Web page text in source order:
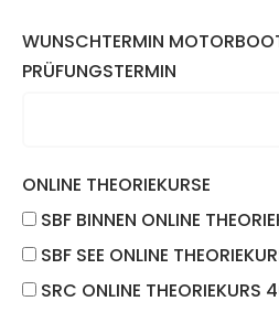
WUNSCHTERMIN
PRÜFUNGSTERMIN
ONLINE THEORIEKURSE
SBF BINNEN ONLINE
SBF SEE ONLINE
SRC ONLINE THEORIEKURS